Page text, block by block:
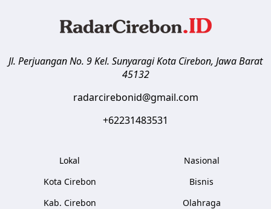
Jl. Perjuangan No. 9 Kel. SunyaragiKota Cirebon, Jawa Barat
45132
radarcirebonid@gmail.com
+62231483531
Lokal
Kota Cirebon
Kab. Cirebon
Nasional
Bisnis
Olahraga